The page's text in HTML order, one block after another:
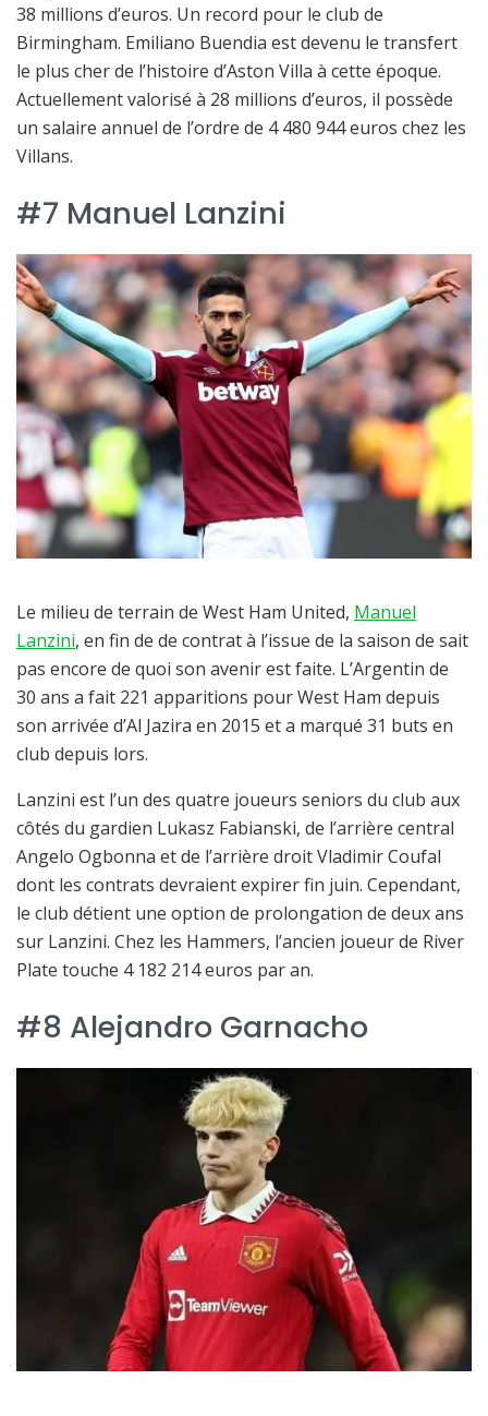
38 millions d’euros. Un record pour le club de
Birmingham. Emiliano Buendia est devenu le transfert
le plus cher de l’histoire d’Aston Villa à cette époque.
Actuellement valorisé à 28 millions d’euros, il possède
un salaire annuel de l’ordre de 4 480 944 euros chez les
Villans.
#7 Manuel Lanzini
Le milieu de terrain de West Ham United, Manuel
Lanzini, en fin de de contrat à l’issue de la saison de sait
pas encore de quoi son avenir est faite. L’Argentin de
30 ans a fait 221 apparitions pour West Ham depuis
son arrivée d’Al Jazira en 2015 et a marqué 31 buts en
club depuis lors.
Lanzini est l’un des quatre joueurs seniors du club aux
côtés du gardien Lukasz Fabianski, de l’arrière central
Angelo Ogbonna et de l’arrière droit Vladimir Coufal
dont les contrats devraient expirer fin juin. Cependant,
le club détient une option de prolongation de deux ans
sur Lanzini. Chez les Hammers, l’ancien joueur de River
Plate touche 4 182 214 euros par an.
#8 Alejandro Garnacho